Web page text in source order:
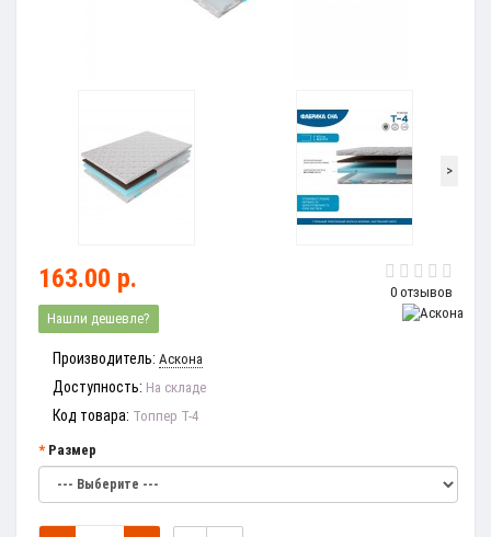
>
0 отзывов
163.00 р.
Нашли дешевле?
Производитель: Аскона
Доступность: На складе
Код товара: Топпер Т-4
Размер